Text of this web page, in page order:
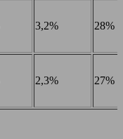
3,2% 28%
2,3% 27%